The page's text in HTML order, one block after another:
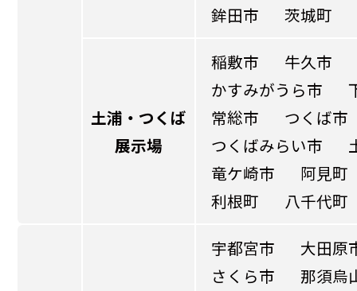
鉾田市
茨城町
土浦・つくば
展示場
稲敷市
牛久市
かすみがうら市
常総市
つくば市
つくばみらい市
竜ケ崎市
阿見町
利根町
八千代町
宇都宮市
大田原
さくら市
那須烏